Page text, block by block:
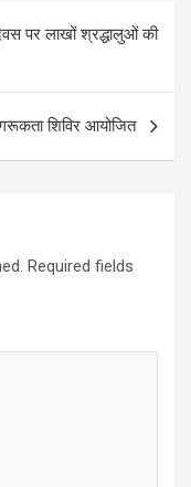
पर लाखों श्रद्धालुओं की
शिविर आयोजित
Required fields